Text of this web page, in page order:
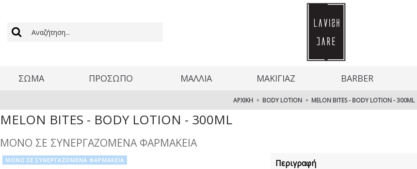
ΣΩΜΑ ΠΡΟΣΩΠΟ ΜΑΛΛΊΑ ΜΑΚΙΓΙΑΖ BARBER
ΑΡΧΙΚΉ BODY LOTION MELON BITES - BODY LOTION - 300ML
MELON BITES - BODY LOTION - 300ML
ΜΟΝΟ ΣΕ ΣΥΝΕΡΓΑΖΟΜΕΝΑ ΦΑΡΜΑΚΕΙΑ
ΜΟΝΟ ΣΕ ΣΥΝΕΡΓΑΖΟΜΕΝΑ ΦΑΡΜΑΚΕΙΑ Περιγραφή